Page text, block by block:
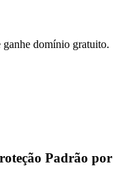
ganhe domínio gratuito.
Padrão por